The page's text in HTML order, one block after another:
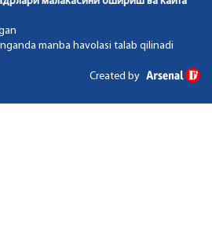
manba havolasi talab qilinadi
Created by